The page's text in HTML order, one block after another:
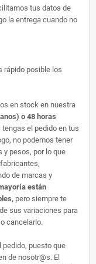
tus datos de
la entrega cuando no
rápido posible los
en stock en nuestra
o 48 horas
tengas el pedido en tus
no podemos tener
pesos, por lo que
de marcas y
están
pero siempre te
sus variaciones para
cancelarlo.
pedido, puesto que
de nosotr@s. El